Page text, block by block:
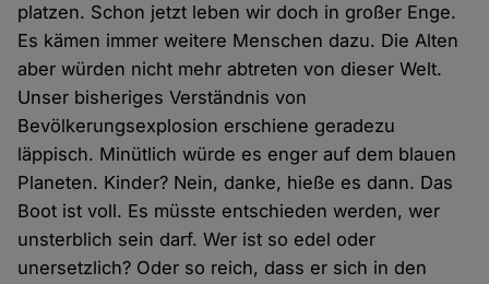
platzen. Schon jetzt leben wir doch in großer Enge.
Es kämen immer weitere Menschen dazu. Die Alten
aber würden nicht mehr abtreten von dieser Welt.
Unser bisheriges Verständnis von
Bevölkerungsexplosion erschiene geradezu
läppisch. Minütlich würde es enger auf dem blauen
Planeten. Kinder? Nein, danke, hieße es dann. Das
Boot ist voll. Es müsste entschieden werden, wer
unsterblich sein darf. Wer ist so edel oder
unersetzlich? Oder so reich, dass er sich in den